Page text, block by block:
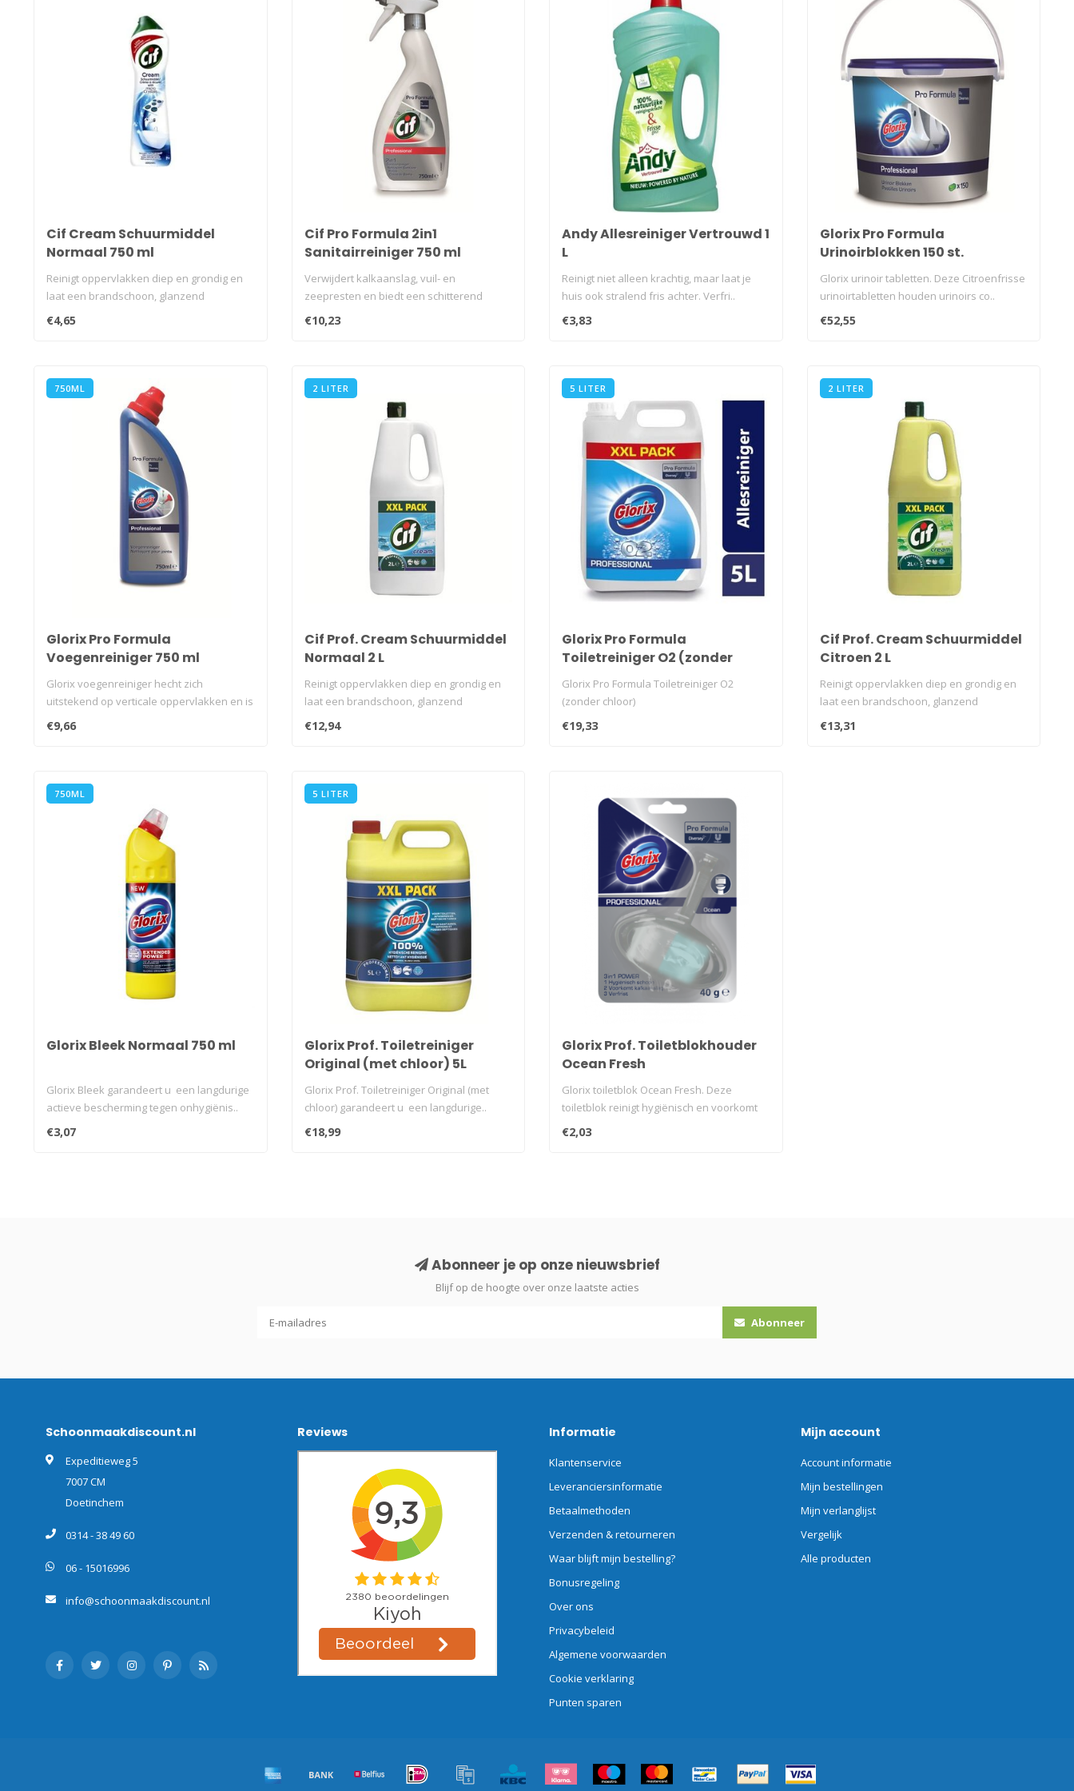
Cif Cream Schuurmiddel
Normaal 750 ml
Reinigt oppervlakken diep en grondig en
laat een brandschoon, glanzend
€4,65
Cif Pro Formula 2in1
Sanitairreiniger 750 ml
sproeiflacon
Verwijdert kalkaanslag, vuil- en
zeepresten en biedt een schitterend
€10,23
Andy Allesreiniger Vertrouwd 1
L
Reinigt niet alleen krachtig, maar laat je
huis ook stralend fris achter. Verfri..
€3,83
Glorix Pro Formula
Urinoirblokken 150 st.
Glorix urinoir tabletten. Deze Citroenfrisse
urinoirtabletten houden urinoirs co..
€52,55
750ML
Glorix Pro Formula
Voegenreiniger 750 ml
Glorix voegenreiniger hecht zich
uitstekend op verticale oppervlakken en is
dus ..
€9,66
2 LITER
Cif Prof. Cream Schuurmiddel
Normaal 2 L
Reinigt oppervlakken diep en grondig en
laat een brandschoon, glanzend
oppervlak..
€12,94
5 LITER
Glorix Pro Formula
Toiletreiniger O2 (zonder
chloor)
Glorix Pro Formula Toiletreiniger O2
(zonder chloor)
€19,33
2 LITER
Cif Prof. Cream Schuurmiddel
Citroen 2 L
Reinigt oppervlakken diep en grondig en
laat een brandschoon, glanzend
oppervlak..
€13,31
750ML
Glorix Bleek Normaal 750 ml
Glorix Bleek garandeert u een langdurige
actieve bescherming tegen onhygiënis..
€3,07
5 LITER
Glorix Prof. Toiletreiniger
Original (met chloor) 5L
Glorix Prof. Toiletreiniger Original (met
chloor) garandeert u een langdurige..
€18,99
Glorix Prof. Toiletblokhouder
Ocean Fresh
Glorix toiletblok Ocean Fresh. Deze
toiletblok reinigt hygiënisch en voorkomt
k..
€2,03
Abonneer je op onze nieuwsbrief
Blijf op de hoogte over onze laatste acties
Abonneer
Schoonmaakdiscount.nl
Expeditieweg 5
7007 CM
Doetinchem
0314 - 38 49 60
06 - 15016996
info@schoonmaakdiscount.nl
Reviews Informatie
Klantenservice
Leveranciersinformatie
Betaalmethoden
Verzenden & retourneren
Waar blijft mijn bestelling?
Bonusregeling
Over ons
Privacybeleid
Algemene voorwaarden
Cookie verklaring
Punten sparen
Mijn account
Account informatie
Mijn bestellingen
Mijn verlanglijst
Vergelijk
Alle producten